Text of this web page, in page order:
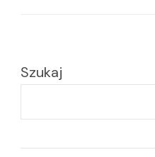
Szukaj